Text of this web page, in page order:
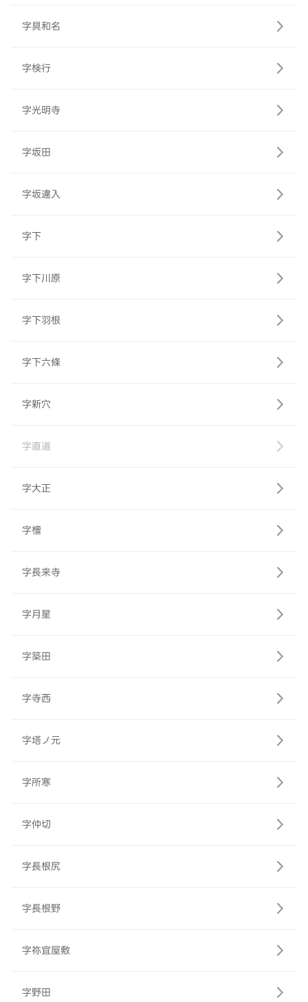
字具和名
字検行
字光明寺
字坂田
字坂違入
字下
字下川原
字下羽根
字下六條
字新穴
字直道
字大正
字檀
字長来寺
字月星
字築田
字寺西
字塔ノ元
字所寒
字仲切
字長根尻
字長根野
字祢宜屋敷
字野田